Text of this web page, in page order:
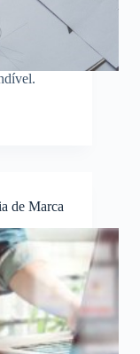
de Marca